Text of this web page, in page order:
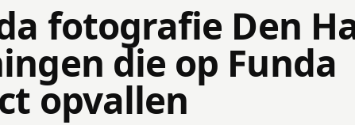
fotografie Den
die op Funda
opvallen